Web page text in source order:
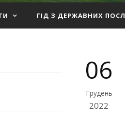
ГІД З ДЕРЖАВНИХ
06
Грудень
2022